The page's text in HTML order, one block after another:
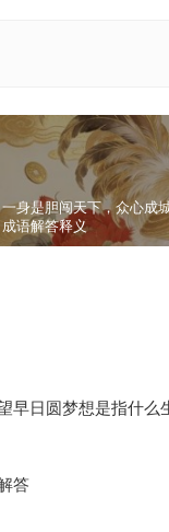
一身是胆闯天下，众心成
成语解答释义
早日圆梦想是指什么
答